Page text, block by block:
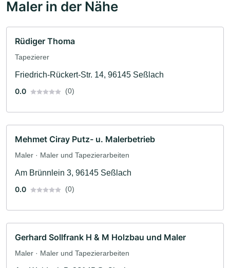
Maler in der Nähe
Rüdiger Thoma
Tapezierer
Friedrich-Rückert-Str. 14, 96145 Seßlach
0.0
(0)
Mehmet Ciray Putz- u. Malerbetrieb
Maler · Maler und Tapezierarbeiten
Am Brünnlein 3, 96145 Seßlach
0.0
(0)
Gerhard Sollfrank H & M Holzbau und Maler
Maler · Maler und Tapezierarbeiten